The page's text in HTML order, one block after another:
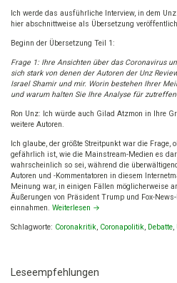
„Anti-
Vaxx-
Ich werde das ausführliche Interview, in dem
hier abschnittweise als Übersetzung
Beginn der Übersetzung Teil 1:
Frage 1: Ihre Ansichten über das Coronavirus
sich stark von denen der Autoren der Unz
Israel Shamir und mir. Worin bestehen Ihrer
und warum halten Sie Ihre Analyse für
Ron Unz: Ich würde auch Gilad Atzmon in Ihre
weitere Autoren.
Ich glaube, der größte Streitpunkt war die
gefährlich ist, wie die Mainstream-Medien es
wahrscheinlich so sei, während die
Autoren und -Kommentatoren in diesem
Meinung war, in einigen Fällen möglicherweise
Äußerungen von Präsident Trump und Fox-
einnahmen. Weiterlesen →
Schlagworte: Coronakritik, Coronapolitik, Debatte,
Leseempfehlungen